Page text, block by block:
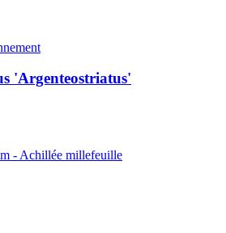
'Argenteostriatus'